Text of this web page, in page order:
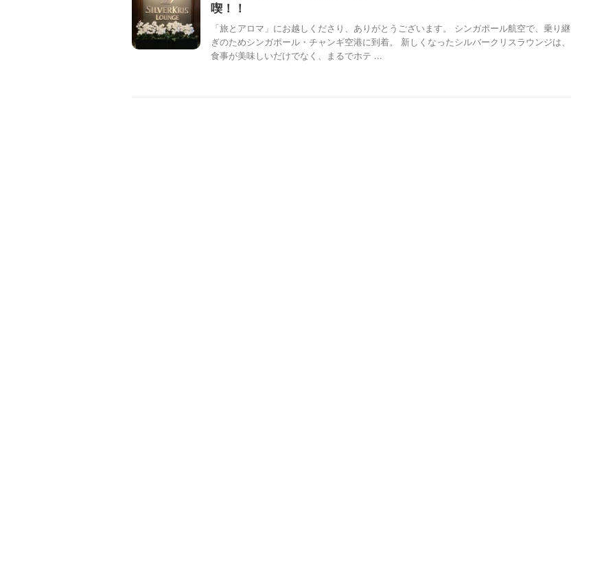
喫！！
「旅とアロマ」にお越しくださり、ありがとうございます。 シンガポール航空で、乗り継
ぎのためシンガポール・チャンギ空港に到着。 新しくなったシルバークリスラウンジは、
食事が美味しいだけでなく、まるでホテ ...